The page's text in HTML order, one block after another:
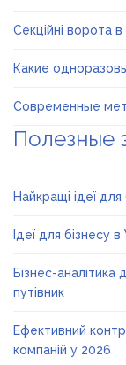
Секційні ворота
Какие
Современные
Полезные
Найкращі ідеї
Ідеї для бізнесу
Бізнес-аналітика
путівник
Ефективний
компаній у 2026